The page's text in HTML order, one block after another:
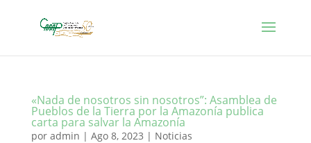
«Nada de nosotros sin nosotros”: Asamblea de
Pueblos de la Tierra por la Amazonía publica
carta para salvar la Amazonía
por admin | Ago 8, 2023 | Noticias